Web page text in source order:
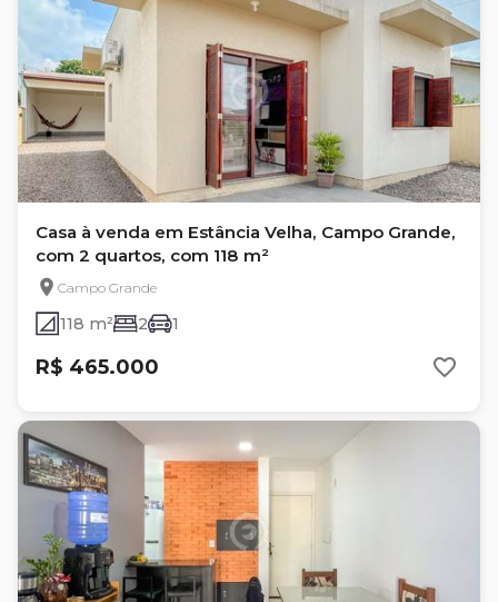
Casa à venda em Estância Velha, Campo Grande,
com 2 quartos, com 118 m²
Campo Grande
118 m² 2 1
R$ 465.000